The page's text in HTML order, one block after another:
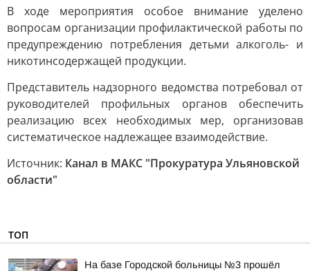
В ходе мероприятия особое внимание уделено
вопросам организации профилактической работы по
предупреждению потребления детьми алкоголь- и
никотинсодержащей продукции.
Представитель надзорного ведомства потребовал от
руководителей профильных органов обеспечить
реализацию всех необходимых мер, организовав
систематическое надлежащее взаимодействие.
Источник: Канал в МАКС "Прокуратура Ульяновской
области"
ТОП
На базе Городской больницы №3 прошёл